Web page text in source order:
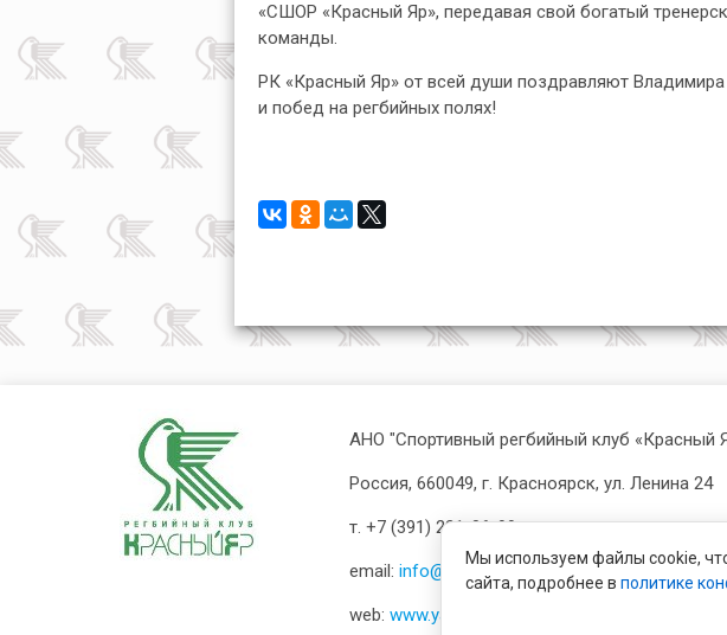
Мы используем файлы cookie,
сайта, подробнее в политике
«СШОР «Красный Яр», передавая свой богатый
команды.
РК «Красный Яр» от всей души поздравляют
и побед на регбийных полях!
АНО "Спортивный регбийный клуб «Красный
Россия, 660049, г. Красноярск, ул. Ленина 24
т. +7 (391) 221-06-99
email: info@rugby-yar.ru
web: www.yarrugby.ru